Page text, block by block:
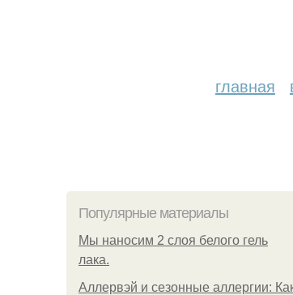
главная
Популярные материалы
Мы наносим 2 слоя белого гель
лака.
Аллервэй и сезонные аллергии: